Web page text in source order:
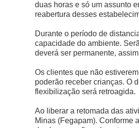
duas horas e só um assunto
reabertura desses
Durante o período de
capacidade do ambiente.
deverá ser permanente,
Os clientes que não
poderão receber crianças. O
flexibilização será retroagida.
Ao liberar a retomada das
Minas (Fegapam). Conforme